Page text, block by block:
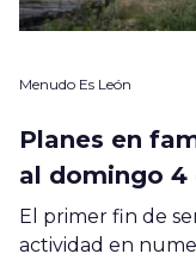
Menudo Es León
Planes en
al domingo 4
El primer fin de
actividad en